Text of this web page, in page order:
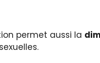
permet aussi la